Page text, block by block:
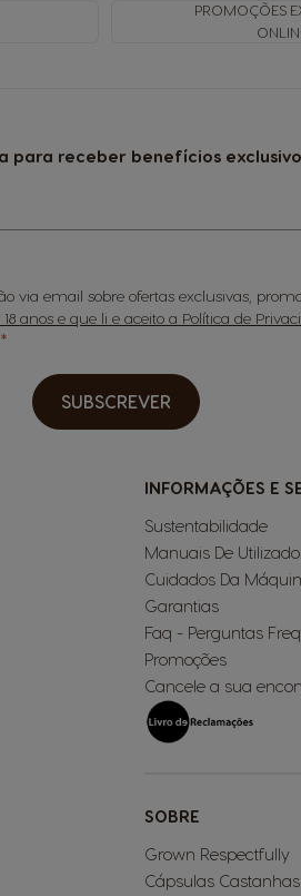
PROMOÇÕES
para receber benefícios
via email sobre ofertas exclusivas,
anos e que li e aceito a Política de
SUBSCREVER
INFORMAÇÕES E
Sustentabilidade
Manuais De
Cuidados Da
Garantias
Faq - Perguntas
Promoções
Cancele a sua
SOBRE
Grown Respectfully
Cápsulas Castanhas